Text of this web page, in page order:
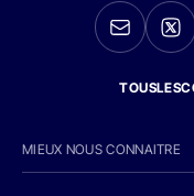
MIEUX NOUS CONNAITRE